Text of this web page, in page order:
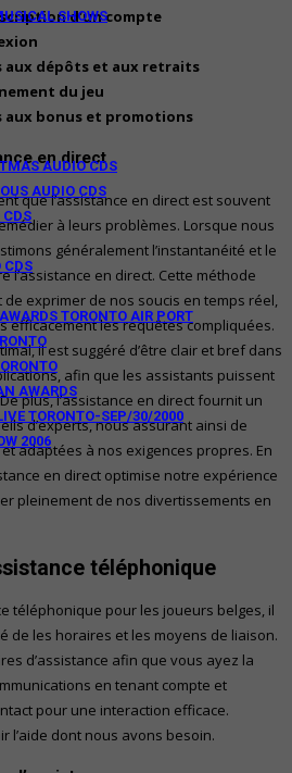
SHOWS
AUDIO CDS
AUDIO CDS
CDS
CDS
TORONTO AIR PORT
AWARDS
TORONTO-SEP/30/2000
2006
d’un compte
aux dépôts et aux retraits
du jeu
aux bonus et promotions
en direct
que l’assistance en direct est souvent
à leurs problèmes. Lorsque nous
généralement l’instantanéité et le
l’assistance en direct. Cette méthode
exprimer de nos soucis en temps réel,
efficacement les requêtes compliquées.
il est suggéré d’être clair et bref dans
afin que les assistants puissent
plus, l’assistance en direct fournit un
d’experts, nous assurant ainsi de
adaptées à nos exigences propres. En
en direct optimise notre expérience
pleinement de nos divertissements en
téléphonique
téléphonique pour les joueurs belges, il
de les horaires et les moyens de liaison.
d’assistance afin que vous ayez la
en tenant compte et
pour une interaction efficace.
l’aide dont nous avons besoin.